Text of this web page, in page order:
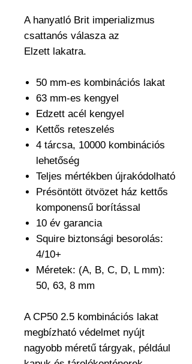
A hanyatló Brit imperializmus
csattanós válasza az
Elzett lakatra.
50 mm-es kombinációs lakat
63 mm-es kengyel
Edzett acél kengyel
Kettős reteszelés
4 tárcsa, 10000 kombinációs
lehetőség
Teljes mértékben újrakódolható
Présöntött ötvözet ház kettős
komponensű borítással
10 év garancia
Squire biztonsági besorolás:
4/10+
Méretek: (A, B, C, D, L mm):
50, 63, 8 mm
A CP50 2.5 kombinációs lakat
megbízható védelmet nyújt
nagyobb méretű tárgyak, például